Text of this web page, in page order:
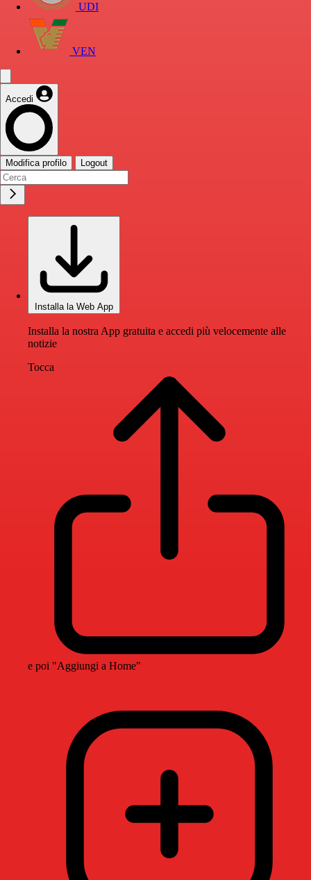
UDI
VEN
Accedi
Modifica profilo Logout
Installa la Web App
Installa la nostra App gratuita e accedi più velocemente alle
notizie
Tocca
e poi "Aggiungi a Home"